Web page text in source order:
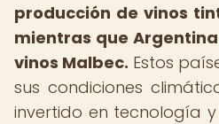
producción de vinos
mientras que
vinos Malbec. Estos
sus condiciones
invertido en tecnología